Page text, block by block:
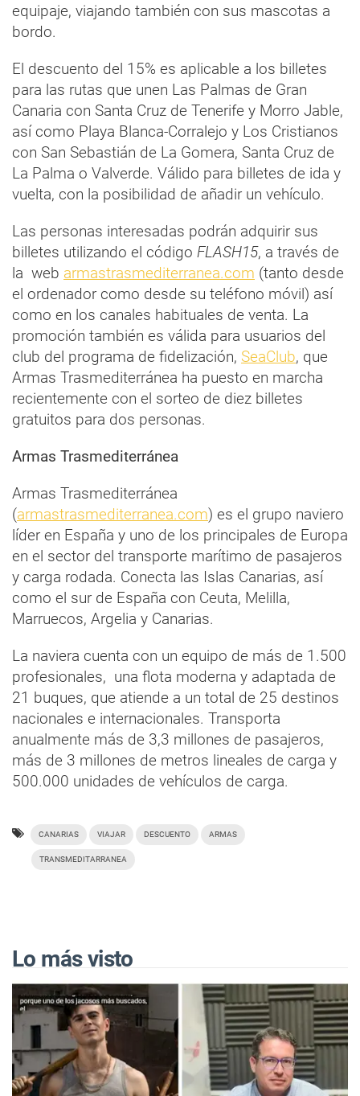
equipaje, viajando también con sus mascotas a
bordo.
El descuento del 15% es aplicable a los billetes
para las rutas que unen Las Palmas de Gran
Canaria con Santa Cruz de Tenerife y Morro Jable,
así como Playa Blanca-Corralejo y Los Cristianos
con San Sebastián de La Gomera, Santa Cruz de
La Palma o Valverde. Válido para billetes de ida y
vuelta, con la posibilidad de añadir un vehículo.
Las personas interesadas podrán adquirir sus
billetes utilizando el código FLASH15, a través de
la web armastrasmediterranea.com (tanto desde
el ordenador como desde su teléfono móvil) así
como en los canales habituales de venta. La
promoción también es válida para usuarios del
club del programa de fidelización, SeaClub, que
Armas Trasmediterránea ha puesto en marcha
recientemente con el sorteo de diez billetes
gratuitos para dos personas.
Armas Trasmediterránea
Armas Trasmediterránea
(armastrasmediterranea.com) es el grupo naviero
líder en España y uno de los principales de Europa
en el sector del transporte marítimo de pasajeros
y carga rodada. Conecta las Islas Canarias, así
como el sur de España con Ceuta, Melilla,
Marruecos, Argelia y Canarias.
La naviera cuenta con un equipo de más de 1.500
profesionales, una flota moderna y adaptada de
21 buques, que atiende a un total de 25 destinos
nacionales e internacionales. Transporta
anualmente más de 3,3 millones de pasajeros,
más de 3 millones de metros lineales de carga y
500.000 unidades de vehículos de carga.
CANARIAS VIAJAR DESCUENTO ARMAS
TRANSMEDITARRANEA
Lo más visto